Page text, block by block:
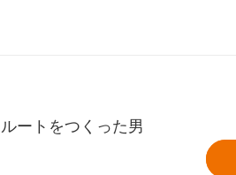
ートをつくった男